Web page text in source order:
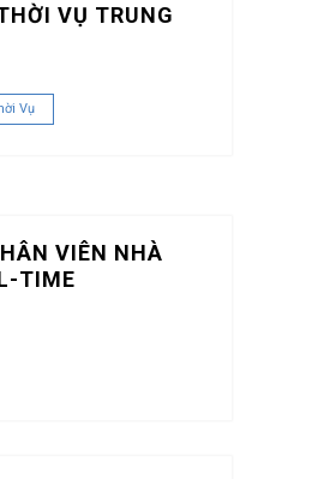
VỤ TRUNG
Vụ
VIÊN NHÀ
TIME